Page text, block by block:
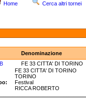
Home Cerca altri tornei
Denominazione
FE 33 CITTA' DI TORINO
FE 33 CITTA' DI TORINO
TORINO
Festival
RICCA ROBERTO